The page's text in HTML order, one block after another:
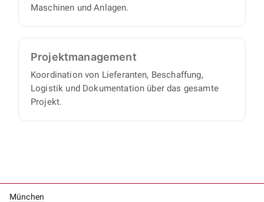
Maschinen und Anlagen.
Projekt­management
Koordination von Lieferanten, Beschaffung,
Logistik und Dokumentation über das gesamte
Projekt.
München